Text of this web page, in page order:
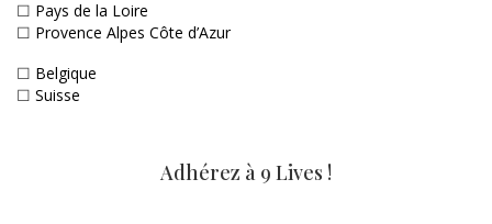
☐ Pays de la Loire
☐ Provence Alpes Côte d’Azur
☐ Belgique
☐ Suisse
Adhérez à 9 Lives !